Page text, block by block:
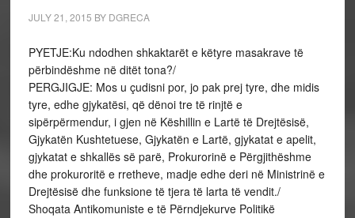
JULY 21, 2015 BY DGRECA
PYETJE:Ku ndodhen shkaktarët e këtyre masakrave të
përbindëshme në ditët tona?/
PERGJIGJE: Mos u çudisni por, jo pak prej tyre, dhe midis
tyre, edhe gjykatësi, që dënoi tre të rinjtë e
sipërpërmendur, i gjen në Këshillin e Lartë të Drejtësisë,
Gjykatën Kushtetuese, Gjykatën e Lartë, gjykatat e apelit,
gjykatat e shkallës së parë, Prokurorinë e Përgjithëshme
dhe prokuroritë e rretheve, madje edhe deri në Ministrinë e
Drejtësisë dhe funksione të tjera të larta të vendit./
Shoqata Antikomuniste e të Përndjekurve Politikë